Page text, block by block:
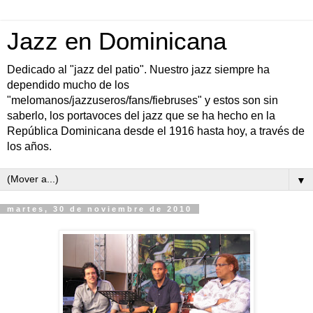
Jazz en Dominicana
Dedicado al "jazz del patio". Nuestro jazz siempre ha
dependido mucho de los
"melomanos/jazzuseros/fans/fiebruses" y estos son sin
saberlo, los portavoces del jazz que se ha hecho en la
República Dominicana desde el 1916 hasta hoy, a través de
los años.
▼
martes, 30 de noviembre de 2010